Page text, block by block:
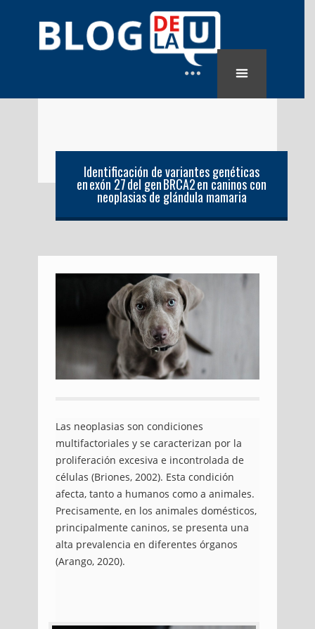
Identificación de variantes genéticas
en exón 27 del gen BRCA2 en caninos con
neoplasias de glándula mamaria
Las neoplasias son condiciones
multifactoriales y se caracterizan por la
proliferación excesiva e incontrolada de
células (Briones, 2002). Esta condición
afecta, tanto a humanos como a animales.
Precisamente, en los animales domésticos,
principalmente caninos, se presenta una
alta prevalencia en diferentes órganos
(Arango, 2020).